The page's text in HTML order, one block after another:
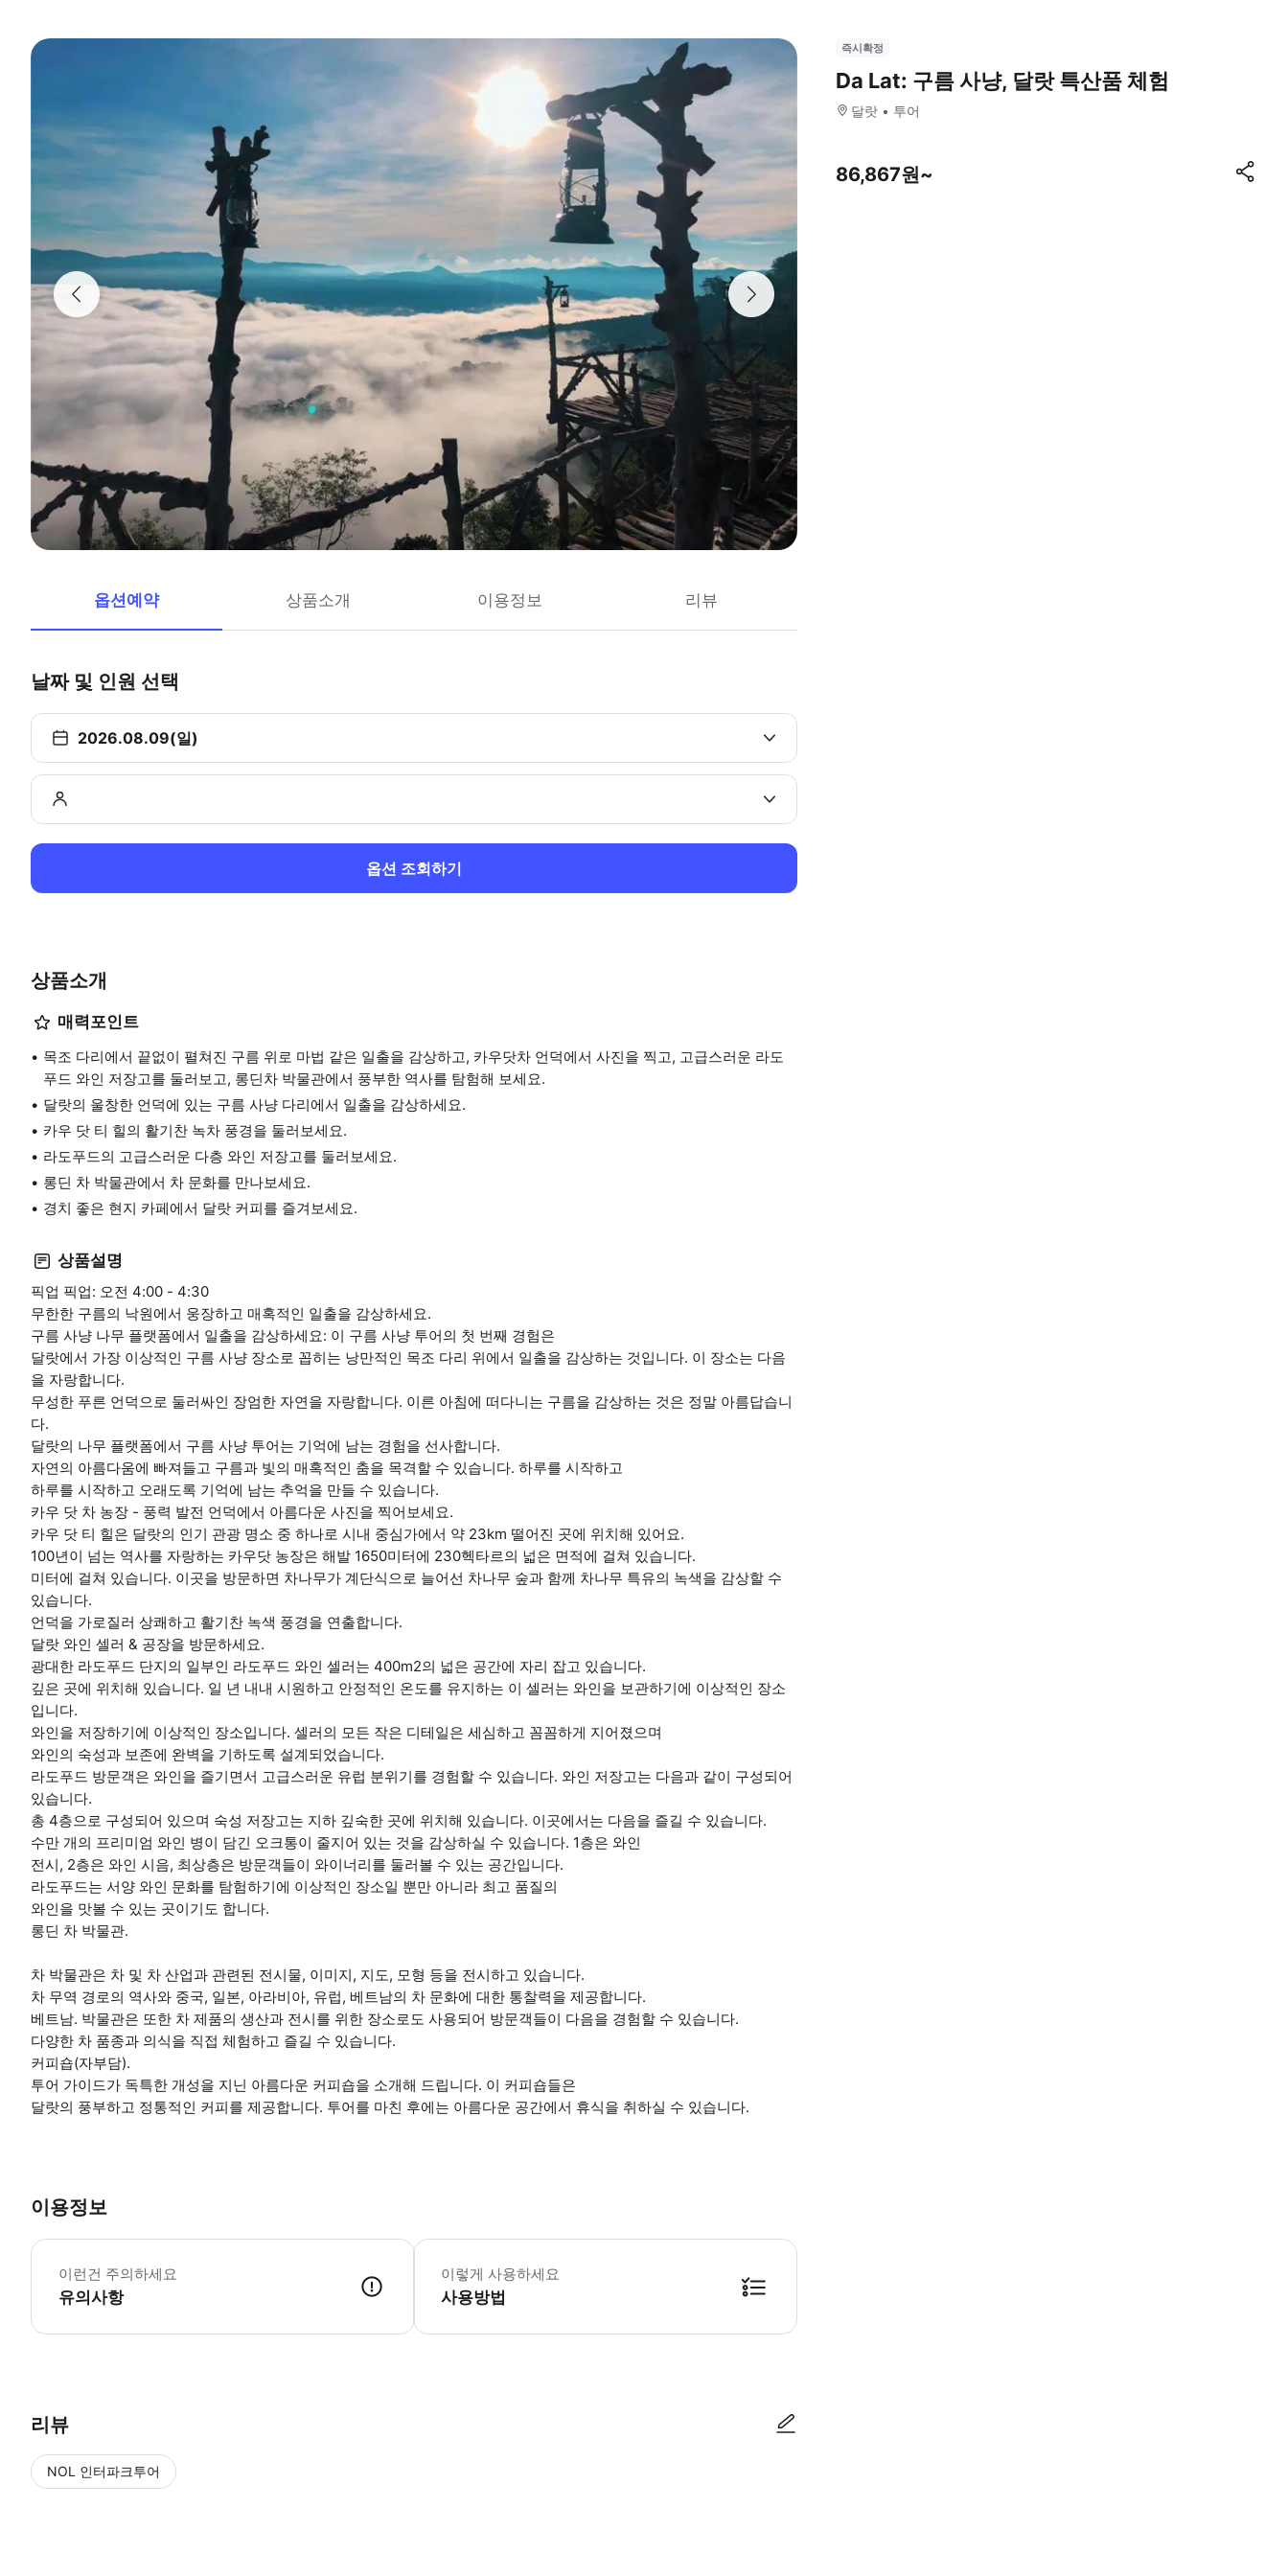
옵션예약 상품소개 이용정보 리뷰
날짜 및 인원 선택
2026.08.09(일)
옵션 조회하기
상품소개
매력포인트
목조 다리에서 끝없이 펼쳐진 구름 위로 마법 같은 일출을 감상하고, 카우닷차 언덕에서 사진을 찍고, 고급스러운 라도
푸드 와인 저장고를 둘러보고, 롱딘차 박물관에서 풍부한 역사를 탐험해 보세요.
달랏의 울창한 언덕에 있는 구름 사냥 다리에서 일출을 감상하세요.
카우 닷 티 힐의 활기찬 녹차 풍경을 둘러보세요.
라도푸드의 고급스러운 다층 와인 저장고를 둘러보세요.
롱딘 차 박물관에서 차 문화를 만나보세요.
경치 좋은 현지 카페에서 달랏 커피를 즐겨보세요.
상품설명
픽업 픽업: 오전 4:00 - 4:30
무한한 구름의 낙원에서 웅장하고 매혹적인 일출을 감상하세요.
구름 사냥 나무 플랫폼에서 일출을 감상하세요: 이 구름 사냥 투어의 첫 번째 경험은
달랏에서 가장 이상적인 구름 사냥 장소로 꼽히는 낭만적인 목조 다리 위에서 일출을 감상하는 것입니다. 이 장소는 다음
을 자랑합니다.
무성한 푸른 언덕으로 둘러싸인 장엄한 자연을 자랑합니다. 이른 아침에 떠다니는 구름을 감상하는 것은 정말 아름답습니
다.
달랏의 나무 플랫폼에서 구름 사냥 투어는 기억에 남는 경험을 선사합니다.
자연의 아름다움에 빠져들고 구름과 빛의 매혹적인 춤을 목격할 수 있습니다. 하루를 시작하고
하루를 시작하고 오래도록 기억에 남는 추억을 만들 수 있습니다.
카우 닷 차 농장 - 풍력 발전 언덕에서 아름다운 사진을 찍어보세요.
카우 닷 티 힐은 달랏의 인기 관광 명소 중 하나로 시내 중심가에서 약 23km 떨어진 곳에 위치해 있어요.
100년이 넘는 역사를 자랑하는 카우닷 농장은 해발 1650미터에 230헥타르의 넓은 면적에 걸쳐 있습니다.
미터에 걸쳐 있습니다. 이곳을 방문하면 차나무가 계단식으로 늘어선 차나무 숲과 함께 차나무 특유의 녹색을 감상할 수
있습니다.
언덕을 가로질러 상쾌하고 활기찬 녹색 풍경을 연출합니다.
달랏 와인 셀러 & 공장을 방문하세요.
광대한 라도푸드 단지의 일부인 라도푸드 와인 셀러는 400m2의 넓은 공간에 자리 잡고 있습니다.
깊은 곳에 위치해 있습니다. 일 년 내내 시원하고 안정적인 온도를 유지하는 이 셀러는 와인을 보관하기에 이상적인 장소
입니다.
와인을 저장하기에 이상적인 장소입니다. 셀러의 모든 작은 디테일은 세심하고 꼼꼼하게 지어졌으며
와인의 숙성과 보존에 완벽을 기하도록 설계되었습니다.
라도푸드 방문객은 와인을 즐기면서 고급스러운 유럽 분위기를 경험할 수 있습니다. 와인 저장고는 다음과 같이 구성되어
있습니다.
총 4층으로 구성되어 있으며 숙성 저장고는 지하 깊숙한 곳에 위치해 있습니다. 이곳에서는 다음을 즐길 수 있습니다.
수만 개의 프리미엄 와인 병이 담긴 오크통이 줄지어 있는 것을 감상하실 수 있습니다. 1층은 와인
전시, 2층은 와인 시음, 최상층은 방문객들이 와이너리를 둘러볼 수 있는 공간입니다.
라도푸드는 서양 와인 문화를 탐험하기에 이상적인 장소일 뿐만 아니라 최고 품질의
와인을 맛볼 수 있는 곳이기도 합니다.
롱딘 차 박물관.
차 박물관은 차 및 차 산업과 관련된 전시물, 이미지, 지도, 모형 등을 전시하고 있습니다.
차 무역 경로의 역사와 중국, 일본, 아라비아, 유럽, 베트남의 차 문화에 대한 통찰력을 제공합니다.
베트남. 박물관은 또한 차 제품의 생산과 전시를 위한 장소로도 사용되어 방문객들이 다음을 경험할 수 있습니다.
다양한 차 품종과 의식을 직접 체험하고 즐길 수 있습니다.
커피숍(자부담).
투어 가이드가 독특한 개성을 지닌 아름다운 커피숍을 소개해 드립니다. 이 커피숍들은
달랏의 풍부하고 정통적인 커피를 제공합니다. 투어를 마친 후에는 아름다운 공간에서 휴식을 취하실 수 있습니다.
이용정보
이런건 주의하세요
유의사항
예약하기 전에 프로그램 설명을 자세히 읽어주세요. * 소요시간 : 1440분 (옵션에 따라 소요 시간이 다를 수 있으니, 예약 시 확인 부탁드립니다.)
이렇게 사용하세요
사용방법
리뷰
NOL 인터파크투어
즉시확정
Da Lat: 구름 사냥, 달랏 특산품 체험
달랏 투어
86,867원~